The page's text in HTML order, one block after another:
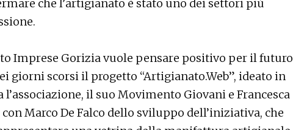
che l’artigianato è stato uno dei settori più
Imprese Gorizia vuole pensare positivo per il futuro
giorni scorsi il progetto “Artigianato.Web”, ideato in
il suo Movimento Giovani e Francesca
Marco De Falco dello sviluppo dell’iniziativa, che